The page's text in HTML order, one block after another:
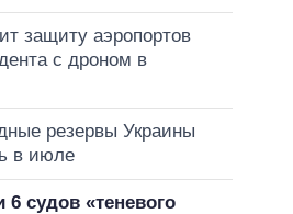
защиту аэропортов
с дроном в
резервы Украины
в июле
судов «теневого